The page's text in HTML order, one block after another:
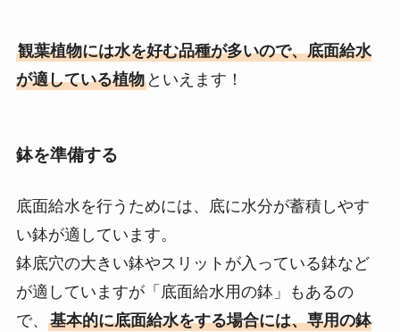
観葉植物には水を好む品種が多いので、底面給水
が適している植物といえます！
鉢を準備する
底面給水を行うためには、底に水分が蓄積しやす
い鉢が適しています。
鉢底穴の大きい鉢やスリットが入っている鉢など
が適していますが「底面給水用の鉢」もあるの
で、 基本的に底面給水をする場合には、専用の鉢